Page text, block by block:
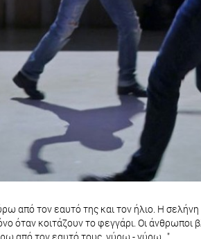
από τον εαυτό της και τον ήλιο. Η
όταν κοιτάζουν το φεγγάρι. Οι άνθρωποι